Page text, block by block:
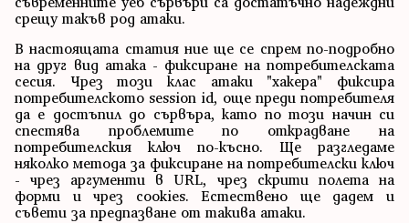
срещу такъв род атаки.
В настоящата статия ние ще се спрем по-подробно
на друг вид атака - фиксиране на потребителската
сесия. Чрез този клас атаки "хакера" фиксира
потребителското session id, още преди потребителя
да е достъпил до сървъра, като по този начин си
спестява проблемите по открадване на
потребителския ключ по-късно. Ще разгледаме
няколко метода за фиксиране на потребителски ключ
- чрез аргументи в URL, чрез скрити полета на
форми и чрез cookies. Естествено ще дадем и
съвети за предпазване от такива атаки.